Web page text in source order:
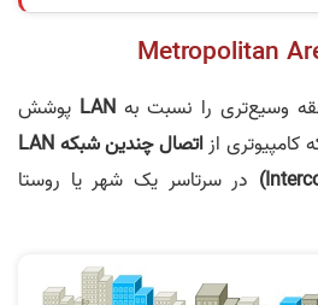
Metropolitan
وسیع‌تری را نسبت بهLAN پوشش
کامپیوتری از
اتصال چندین شبکه LAN
در سرتاسر یک شهر یا روستا